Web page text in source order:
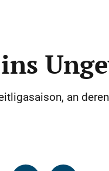
an